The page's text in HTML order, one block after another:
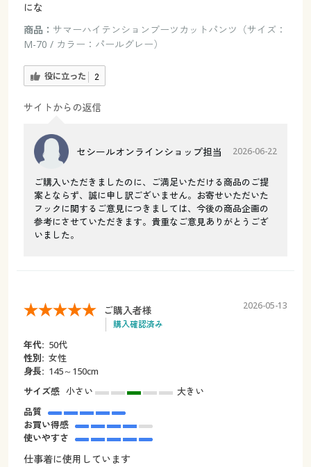
にな
商品： サマーハイテンションブーツカットパンツ（サイズ：
M-70 / カラー：パールグレー）
役に立った 2
サイトからの返信
セシールオンラインショップ担当 2026-06-22
ご購入いただきましたのに、ご満足いただける商品のご提
案とならず、誠に申し訳ございません。お寄せいただいた
フックに関するご意見につきましては、今後の商品企画の
参考にさせていただきます。貴重なご意見ありがとうござ
いました。
ご購入者様
購入確認済み
2026-05-13
年代: 50代
性別: 女性
身長: 145～150cm
サイズ感 小さい
大きい
品質
お買い得感
使いやすさ
仕事着に使用しています